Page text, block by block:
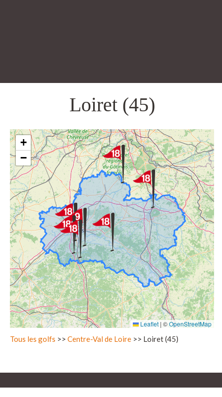
Loiret (45)
+
−
Leaflet | ©OpenStreetMap
Tous les golfs >> Centre-Val de Loire >> Loiret (45)